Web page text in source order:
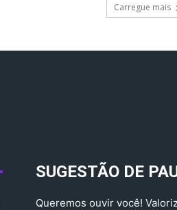
Carregue mais
SUGESTÃO DE
Queremos ouvir você!